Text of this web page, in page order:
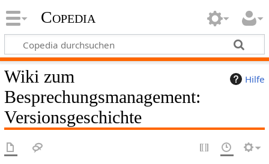
Copedia
Hilfe
Wiki zum
Besprechungsmanagement:
Versionsgeschichte